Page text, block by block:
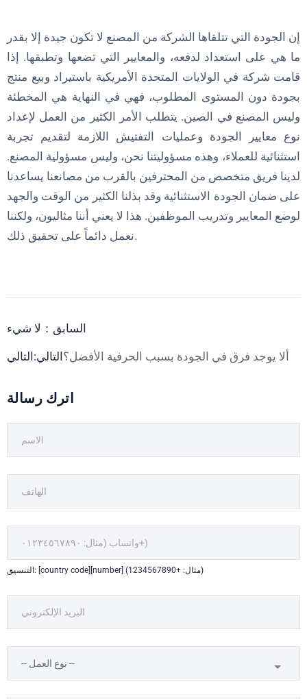
إن الجودة التي تتلقاها الشركة من المصنع لا تكون جيدة إلا بقدر
ما هي على استعداد لدفعه، والمعايير التي تضعها وتطبقها. إذا
قامت شركة في الولايات المتحدة الأمريكية باستيراد وبيع منتج
بجودة دون المستوى المطلوب، فهي في النهاية هي المخطئة
وليس المصنع في الصين. يتطلب الأمر الكثير من العمل لإعداد
نوع معايير الجودة وعمليات التفتيش اللازمة لتقديم تجربة
استثنائية للعملاء، وهذه مسؤوليتنا نحن، وليس مسؤولية المصنع.
لدينا فريق متخصص من المحترفين بالقرب من مصانعنا يساعدنا
على ضمان الجودة الاستثنائية وقد بذلنا الكثير من الوقت والجهد
لوضع المعايير وتدريب الموظفين. هذا لا يعني أننا مثاليون، ولكننا
نعمل دائماً على تحقيق ذلك.
السابق：لا شيء
التالي:التالي ألا يوجد فرق في الجودة بسبب الحرفية الأفضل؟
اترك رسالة
التنسيق: [country code][number] (مثال: +1234567890)